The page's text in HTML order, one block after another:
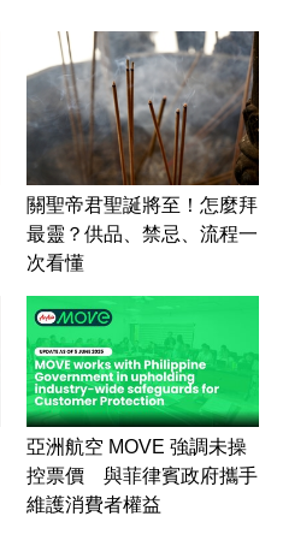
關聖帝君聖誕將至！怎麼拜
最靈？供品、禁忌、流程一
次看懂
亞洲航空 MOVE 強調未操
控票價 與菲律賓政府攜手
維護消費者權益